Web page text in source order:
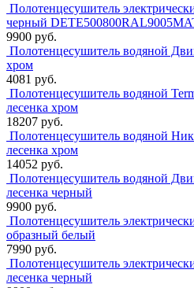
Полотенцесушитель
черный
9900 руб.
Полотенцесушитель водяной
хром
4081 руб.
Полотенцесушитель водяной
лесенка хром
18207 руб.
Полотенцесушитель водяной
лесенка хром
14052 руб.
Полотенцесушитель водяной
лесенка черный
9900 руб.
Полотенцесушитель
образный белый
7990 руб.
Полотенцесушитель
лесенка черный